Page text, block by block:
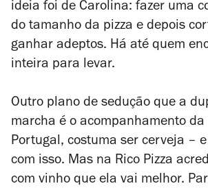
ideia foi de Carolina: fazer uma
do tamanho da pizza e depois
ganhar adeptos. Há até quem
inteira para levar.
Outro plano de sedução que a
marcha é o acompanhamento da
Portugal, costuma ser cerveja –
com isso. Mas na Rico Pizza
com vinho que ela vai melhor.